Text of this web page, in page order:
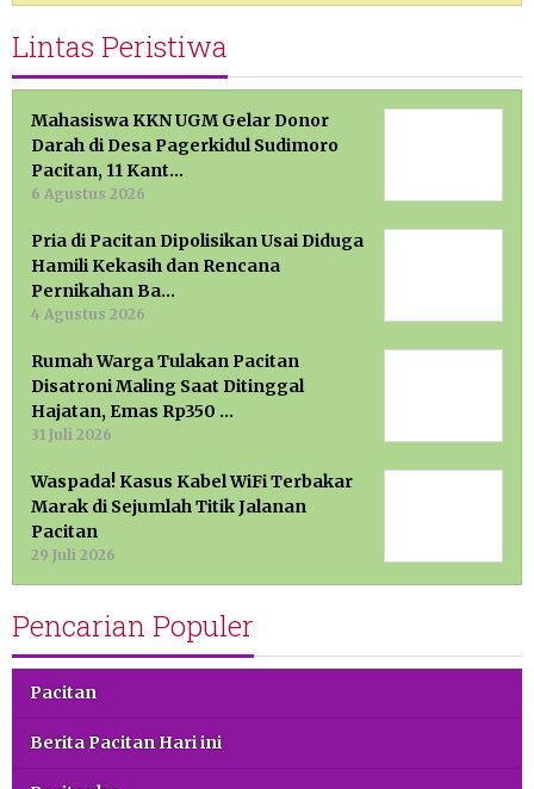
Lintas Peristiwa
Mahasiswa KKN UGM Gelar Donor
Darah di Desa Pagerkidul Sudimoro
Pacitan, 11 Kant…
6 Agustus 2026
Pria di Pacitan Dipolisikan Usai Diduga
Hamili Kekasih dan Rencana
Pernikahan Ba…
4 Agustus 2026
Rumah Warga Tulakan Pacitan
Disatroni Maling Saat Ditinggal
Hajatan, Emas Rp350 …
31 Juli 2026
Waspada! Kasus Kabel WiFi Terbakar
Marak di Sejumlah Titik Jalanan
Pacitan
29 Juli 2026
Pencarian Populer
Pacitan
Berita Pacitan Hari ini